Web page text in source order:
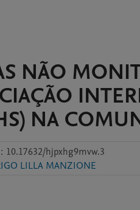
NÃO
NA
10.17632/hjpxhg9mvw.3
LILLA MANZIONE